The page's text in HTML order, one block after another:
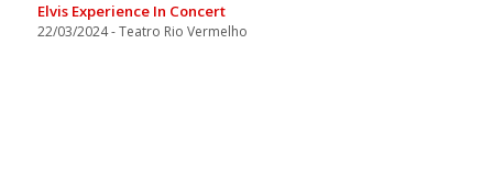
Elvis Experience In Concert
22/03/2024 - Teatro Rio Vermelho